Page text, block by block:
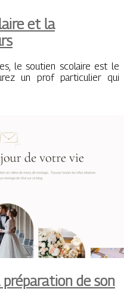
et la
le soutien scolaire est le
un prof particulier qui
de son